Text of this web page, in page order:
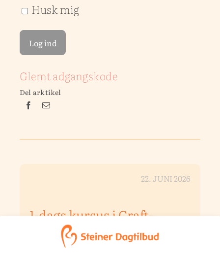
Husk mig
Glemt adgangskode
Del arktikel
22. JUNI 2026
1-dags kursus i Craft-
psykologi
Kursus i graduerede